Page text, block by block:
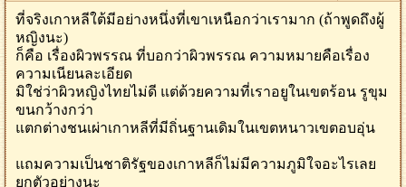
ที่จริงเกาหลีใต้มีอย่างหนึ่งที่เขาเหนือกว่าเรามาก (ถ้าพูดถึงผู้
หญิงนะ)
ก็คือ เรื่องผิวพรรณ ที่บอกว่าผิวพรรณ ความหมายคือเรื่อง
ความเนียนละเอียด
มิใช่ว่าผิวหญิงไทยไม่ดี แต่ด้วยความที่เราอยูในเขตร้อน รูขุม
ขนกว้างกว่า
แตกต่างชนเผ่าเกาหลีที่มีถิ่นฐานเดิมในเขตหนาวเขตอบอุ่น
แถมความเป็นชาติรัฐของเกาหลีก็ไม่มีความภูมิใจอะไรเลย
ยกตัวอย่างนะ